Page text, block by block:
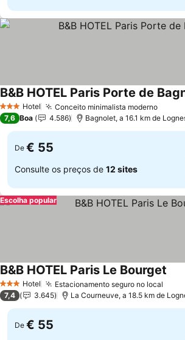
3 EstrelasHotel Conceito minimalista modernoVer
B&B HOTEL Paris Porte de
7,6 Boa 4.586 Bagnolet, a 16.1 km de
De € 55
Consulte os preços de 12 sites
Escolha popular
3 EstrelasHotel Estacionamento seguro no local
B&B HOTEL Paris Le Bourget
7,4 3.645 La Courneuve, a 18.5 km de
De € 55